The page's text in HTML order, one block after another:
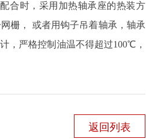
合时，采用加热轴承座的热装方
栅， 或者用钩子吊着轴承，轴承
，严格控制油温不得超过100℃，
返回列表